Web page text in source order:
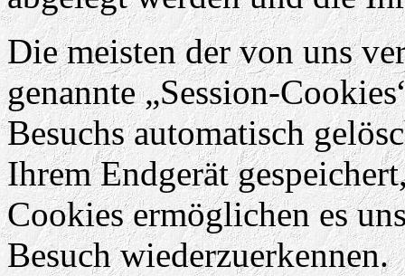
Die meisten der von uns
genannte „Session-
Besuchs automatisch
Ihrem Endgerät
Cookies ermöglichen es
Besuch wiederzuerkennen.